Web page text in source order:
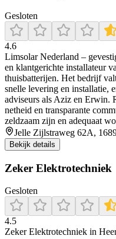
Gesloten
4.6
Limsolar Nederland –
en klantgerichte installateur
thuisbatterijen. Het bedrijf
snelle levering en installatie,
adviseurs als Aziz en Erwin.
netheid en transparante
zeldzaam zijn en adequaat
Jelle Zijlstraweg 62A,
Bekijk details
Zeker Elektrotechniek
Gesloten
4.5
Zeker Elektrotechniek in